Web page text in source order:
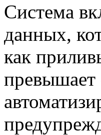
Система
данных,
как
превышает